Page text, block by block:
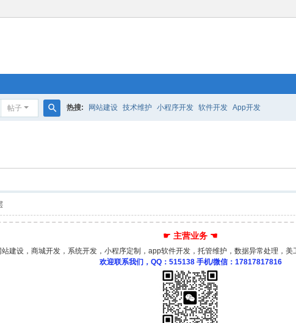
帖子 热搜: 网站建设 技术维护 小程序开发 软件开发 App开发
☛ 主营业务 ☚
站建设，商城开发，系统开发，小程序定制，app软件开发，托管维护，数据异常处理，
欢迎联系我们，QQ：515138 手机/微信：17817817816